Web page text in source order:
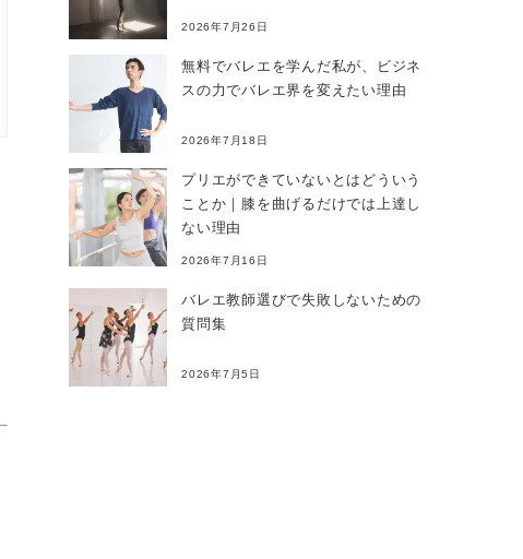
2026年7月26日
無料でバレエを学んだ私が、ビジネ
スの力でバレエ界を変えたい理由
2026年7月18日
プリエができていないとはどういう
ことか｜膝を曲げるだけでは上達し
ない理由
2026年7月16日
バレエ教師選びで失敗しないための
質問集
2026年7月5日